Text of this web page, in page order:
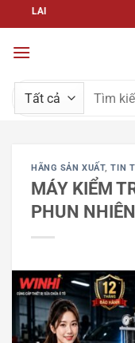
qua
nội
Tìm
kiếm:
HÃNG SẢN XUẤT,TIN
MÁY KIỂM
PHUN